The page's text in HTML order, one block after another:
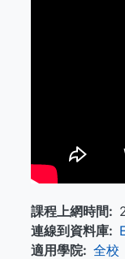
課程上網時間
連線到資料庫
適用學院
全校